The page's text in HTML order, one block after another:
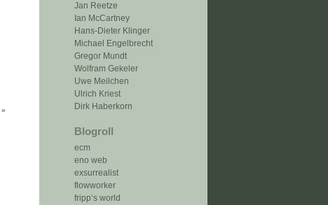
Jan Reetze
Ian McCartney
Hans-Dieter Klinger
Michael Engelbrecht
Gregor Mundt
Wolfram Gekeler
Uwe Meilchen
Ulrich Kriest
Dirk Haberkorn
Blogroll
ecm
eno web
exsurrealist
flowworker
fripp‘s world
»